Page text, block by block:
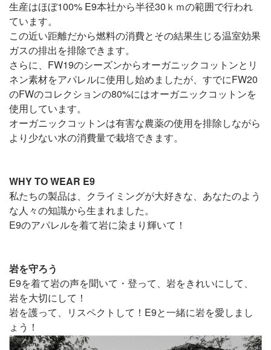
生産はほぼ100% E9本社から半径30ｋｍの範囲で行われ
ています。
この近い距離だから燃料の消費とその結果生じる温室効果
ガスの排出を排除できます。
さらに、FW19のシーズンからオーガニックコットンとリ
ネン素材をアパレルに使用し始めましたが、すでにFW20
のFWのコレクションの80%にはオーガニックコットンを
使用しています。
オーガニックコットンは有害な農薬の使用を排除しながら
より少ない水の消費量で栽培できます。
WHY TO WEAR E9
私たちの製品は、クライミングが大好きな、あなたのよう
な人々の知識から生まれました。
E9のアパレルを着て岩に染まり輝いて！
岩を守ろう
E9を着て岩の声を聞いて・登って、岩をきれいにして、
岩を大切にして！
岩を護って、リスペクトして！E9と一緒に岩を愛しまし
ょう！